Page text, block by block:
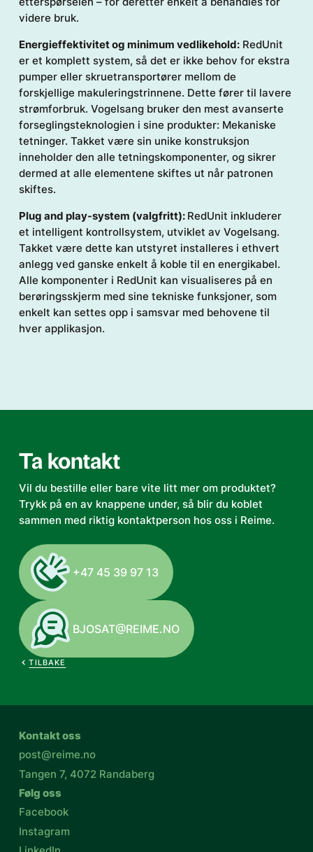
videre bruk.
Energieffektivitet og minimum vedlikehold:RedUnit
er et komplett system, så det er ikke behov for ekstra
pumper eller skruetransportører mellom de
forskjellige makuleringstrinnene. Dette fører til lavere
strømforbruk. Vogelsang bruker den mest avanserte
forseglingsteknologien i sine produkter: Mekaniske
tetninger. Takket være sin unike konstruksjon
inneholder den alle tetningskomponenter, og sikrer
dermed at alle elementene skiftes ut når patronen
skiftes.
Plug and play-system (valgfritt):RedUnit inkluderer
et intelligent kontrollsystem, utviklet av Vogelsang.
Takket være dette kan utstyret installeres i ethvert
anlegg ved ganske enkelt å koble til en energikabel.
Alle komponenter i RedUnit kan visualiseres på en
berøringsskjerm med sine tekniske funksjoner, som
enkelt kan settes opp i samsvar med behovene til
hver applikasjon.
Ta kontakt
Vil du bestille eller bare vite litt mer om produktet?
Trykk på en av knappene under, så blir du koblet
sammen med riktig kontaktperson hos oss i Reime.
+47 45 39 97 13
BJOSAT@REIME.NO
TILBAKE
Kontakt oss
post@reime.no
Tangen 7, 4072 Randaberg
Følg oss
Facebook
Instagram